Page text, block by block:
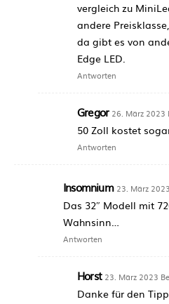
vergleich zu
andere
da gibt es von
Edge LED.
Antworten
Gregor 26. März 2023
50 Zoll kostet
Antworten
Insomnium 23. März
Das 32″ Modell mit
Wahnsinn…
Antworten
Horst 23. März 2023
Danke für den